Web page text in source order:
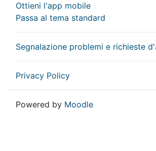
Ottieni l'app mobile
Passa al tema standard
Segnalazione problemi e richieste
Privacy Policy
Powered by Moodle